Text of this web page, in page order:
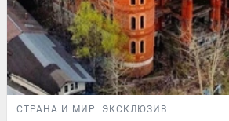
СТРАНА И МИР ЭКСКЛЮЗИВ